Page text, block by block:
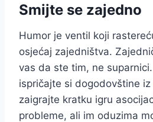
Smijte se zajedno
Humor je ventil koji
osjećaj zajedništva.
vas da ste tim, ne
ispričajte si dogodovštine
zaigrajte kratku igru
probleme, ali im oduzima